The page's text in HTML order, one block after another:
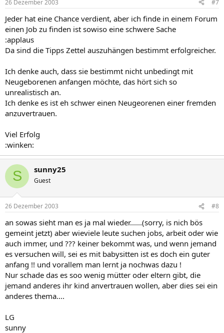
26 Dezember 2003 #7
Jeder hat eine Chance verdient, aber ich finde in einem Forum
einen Job zu finden ist sowiso eine schwere Sache
:applaus
Da sind die Tipps Zettel auszuhängen bestimmt erfolgreicher.
Ich denke auch, dass sie bestimmt nicht unbedingt mit
Neugeborenen anfangen möchte, das hört sich so
unrealistisch an.
Ich denke es ist eh schwer einen Neugeorenen einer fremden
anzuvertrauen.
Viel Erfolg
:winken:
S sunny25
Guest
26 Dezember 2003 #8
an sowas sieht man es ja mal wieder......(sorry, is nich bös
gemeint jetzt) aber wieviele leute suchen jobs, arbeit oder wie
auch immer, und ??? keiner bekommt was, und wenn jemand
es versuchen will, sei es mit babysitten ist es doch ein guter
anfang !! und vorallem man lernt ja nochwas dazu !
Nur schade das es soo wenig mütter oder eltern gibt, die
jemand anderes ihr kind anvertrauen wollen, aber dies sei ein
anderes thema....
LG
sunny